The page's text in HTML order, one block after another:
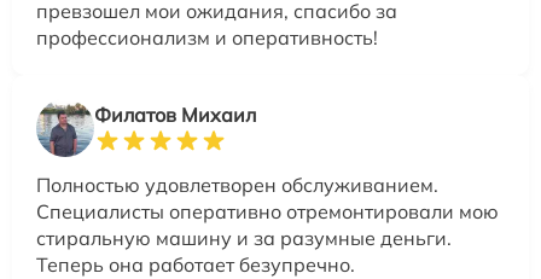
превзошел мои ожидания, спасибо за
профессионализм и оперативность!
Филатов Михаил
Полностью удовлетворен обслуживанием.
Специалисты оперативно отремонтировали мою
стиральную машину и за разумные деньги.
Теперь она работает безупречно.